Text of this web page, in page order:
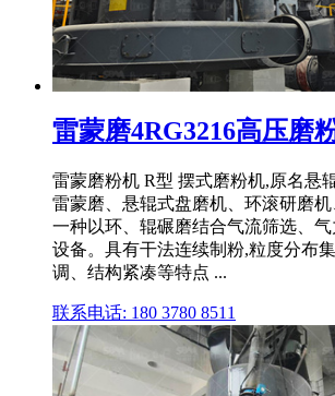
雷蒙磨4RG3216高压磨
雷蒙磨粉机 R型 摆式磨粉机,原名悬
雷蒙磨、悬辊式盘磨机、环滚研磨
一种以环、辊碾磨结合气流筛选、
设备。具有干法连续制粉,粒度分布
调、结构紧凑等特点 ...
联系电话: 180 3780 8511